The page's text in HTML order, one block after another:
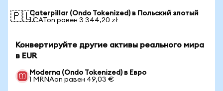
🇵🇱Caterpillar (Ondo Tokenized) в Польский злотый
1 CATon равен 3 344,20 zł
Конвертируйте другие активы реального мира
в EUR
Moderna (Ondo Tokenized) в Евро
1 MRNAon равен 49,03 €